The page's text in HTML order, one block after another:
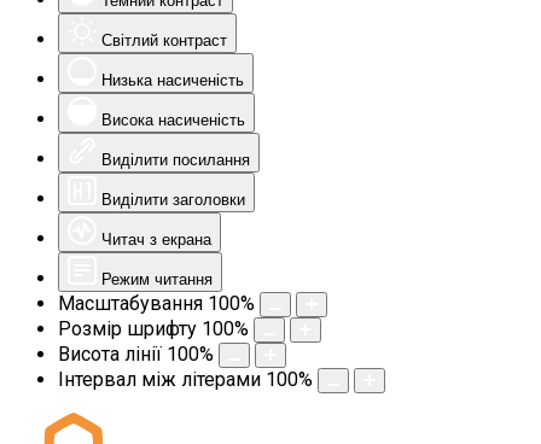
Світлий контраст
Низька насиченість
Висока насиченість
Виділити посилання
Виділити заголовки
Читач з екрана
Режим читання
Масштабування 100%
Розмір шрифту 100%
Висота лінії 100%
Інтервал між літерами 100%